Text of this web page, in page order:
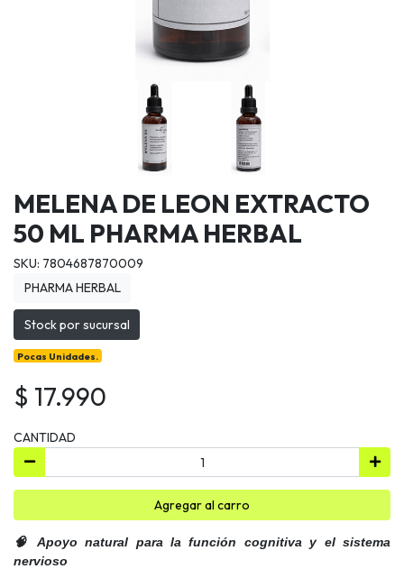
MELENA DE LEON EXTRACTO
50 ML PHARMA HERBAL
SKU: 7804687870009
PHARMA HERBAL
Stock por sucursal
Pocas Unidades.
$ 17.990
CANTIDAD
Agregar al carro
🧠 Apoyo natural para la función cognitiva y el sistema
nervioso